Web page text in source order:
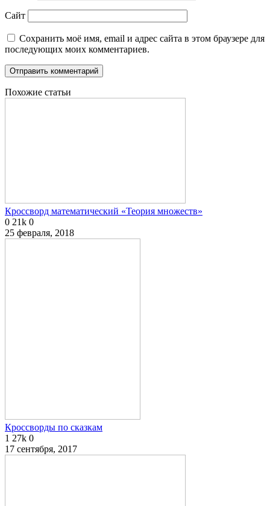
Сайт
Сохранить моё имя, email и адрес сайта в этом браузере для
последующих моих комментариев.
Похожие статьи
Кроссворд математический «Теория множеств»
0 21k 0
25 февраля, 2018
Кроссворды по сказкам
1 27k 0
17 сентября, 2017